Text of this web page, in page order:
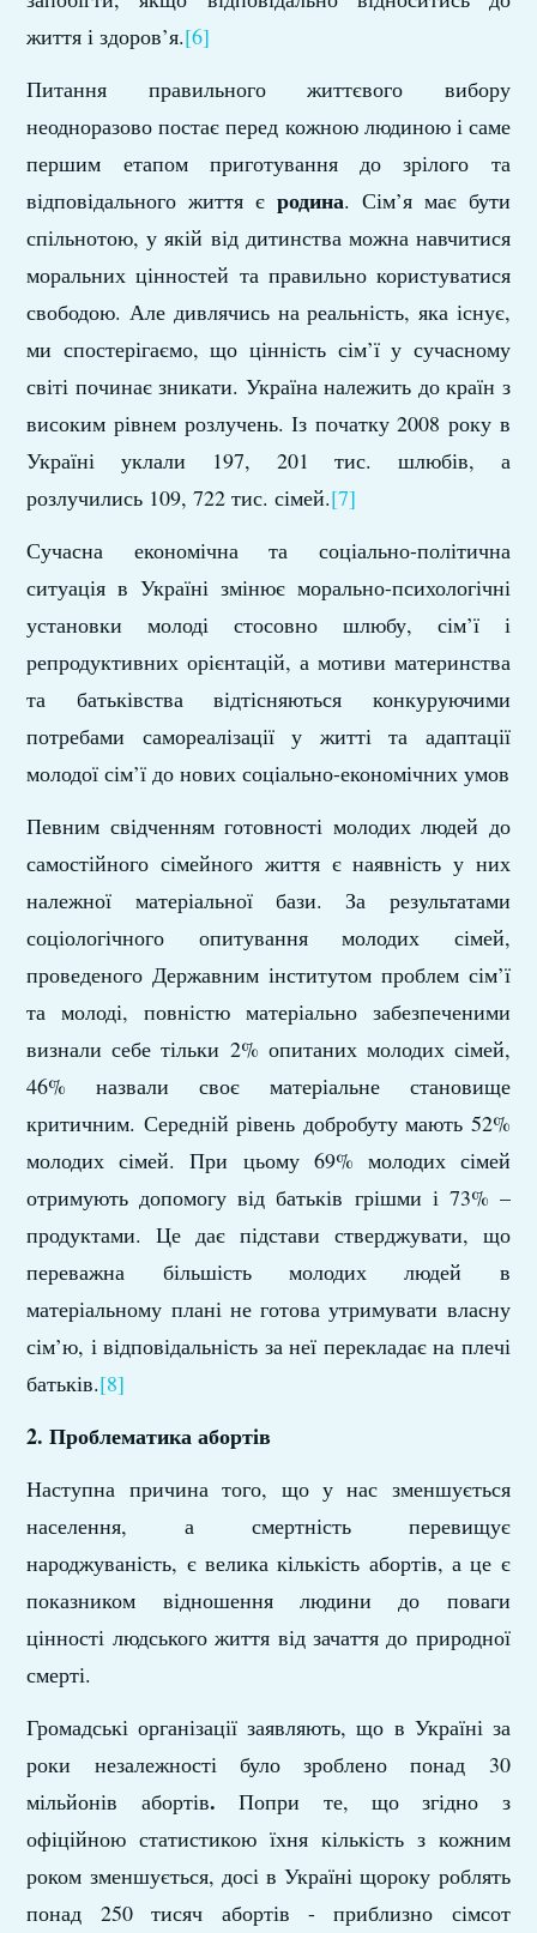
життя і здоров’я.[6]
Питання правильного життєвого вибору
неодноразово постає перед кожною людиною і саме
першим етапом приготування до зрілого та
відповідального життя є родина. Сім’я має бути
спільнотою, у якій від дитинства можна навчитися
моральних цінностей та правильно користуватися
свободою. Але дивлячись на реальність, яка існує,
ми спостерігаємо, що цінність сім’ї у сучасному
світі починає зникати. Україна належить до країн з
високим рівнем розлучень. Із початку 2008 року в
Україні уклали 197, 201 тис. шлюбів, а
розлучились 109, 722 тис. сімей.[7]
Сучасна економічна та соціально-політична
ситуація в Україні змінює морально-психологічні
установки молоді стосовно шлюбу, сім’ї і
репродуктивних орієнтацій, а мотиви материнства
та батьківства відтісняються конкуруючими
потребами самореалізації у житті та адаптації
молодої сім’ї до нових соціально-економічних умов
Певним свідченням готовності молодих людей до
самостійного сімейного життя є наявність у них
належної матеріальної бази. За результатами
соціологічного опитування молодих сімей,
проведеного Державним інститутом проблем сім’ї
та молоді, повністю матеріально забезпеченими
визнали себе тільки 2% опитаних молодих сімей,
46% назвали своє матеріальне становище
критичним. Середній рівень добробуту мають 52%
молодих сімей. При цьому 69% молодих сімей
отримують допомогу від батьків грішми і 73% –
продуктами. Це дає підстави стверджувати, що
переважна більшість молодих людей в
матеріальному плані не готова утримувати власну
сім’ю, і відповідальність за неї перекладає на плечі
батьків.[8]
2. Проблематика абортів
Наступна причина того, що у нас зменшується
населення, а смертність перевищує
народжуваність, є велика кількість абортів, а це є
показником відношення людини до поваги
цінності людського життя від зачаття до природної
смерті.
Громадські організації заявляють, що в Україні за
роки незалежності було зроблено понад 30
мільйонів абортів.Попри те, що згідно з
офіційною статистикою їхня кількість з кожним
роком зменшується, досі в Україні щороку роблять
понад 250 тисяч абортів - приблизно сімсот